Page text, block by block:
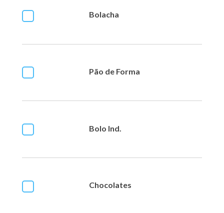
Bolacha
Pão de Forma
Bolo Ind.
Chocolates